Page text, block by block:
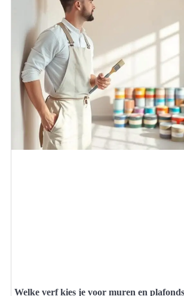
Welke verf kies je voor muren en